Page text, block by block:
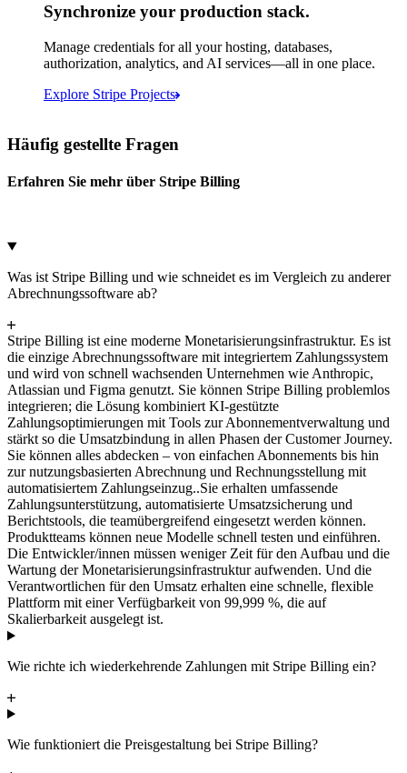
Microsoft Azure Google Cloud Storage
Abbrechen Weiter
Synchronize your production stack.
Manage credentials for all your hosting, databases,
authorization, analytics, and AI services—all in one place.
Explore Stripe Projects
Häufig gestellte Fragen
Erfahren Sie mehr über Stripe Billing
Was ist Stripe Billing und wie schneidet es im Vergleich zu anderer
Abrechnungssoftware ab?
Stripe Billing ist eine moderne Monetarisierungsinfrastruktur. Es ist
die einzige Abrechnungssoftware mit integriertem Zahlungssystem
und wird von schnell wachsenden Unternehmen wie Anthropic,
Atlassian und Figma genutzt. Sie können Stripe Billing problemlos
integrieren; die Lösung kombiniert KI-gestützte
Zahlungsoptimierungen mit Tools zur Abonnementverwaltung und
stärkt so die Umsatzbindung in allen Phasen der Customer Journey.
Sie können alles abdecken – von einfachen Abonnements bis hin
zur nutzungsbasierten Abrechnung und Rechnungsstellung mit
automatisiertem Zahlungseinzug..Sie erhalten umfassende
Zahlungsunterstützung, automatisierte Umsatzsicherung und
Berichtstools, die teamübergreifend eingesetzt werden können.
Produktteams können neue Modelle schnell testen und einführen.
Die Entwickler/innen müssen weniger Zeit für den Aufbau und die
Wartung der Monetarisierungsinfrastruktur aufwenden. Und die
Verantwortlichen für den Umsatz erhalten eine schnelle, flexible
Plattform mit einer Verfügbarkeit von 99,999 %, die auf
Skalierbarkeit ausgelegt ist.
Wie richte ich wiederkehrende Zahlungen mit Stripe Billing ein?
Wie funktioniert die Preisgestaltung bei Stripe Billing?